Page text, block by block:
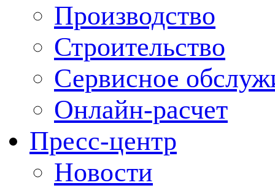
Производство
Строительство
Сервисное
Онлайн-расчет
Пресс-центр
Новости